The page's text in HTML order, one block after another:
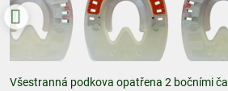
Všestranná podkova opatřena 2 bočními